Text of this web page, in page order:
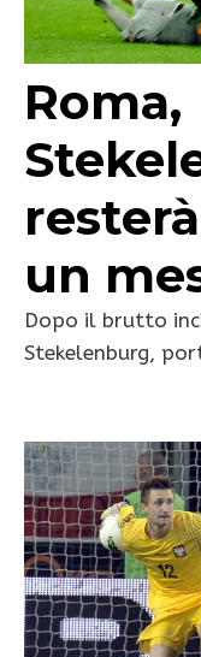
Roma,
un
Dopo il brutto
Stekelenburg,